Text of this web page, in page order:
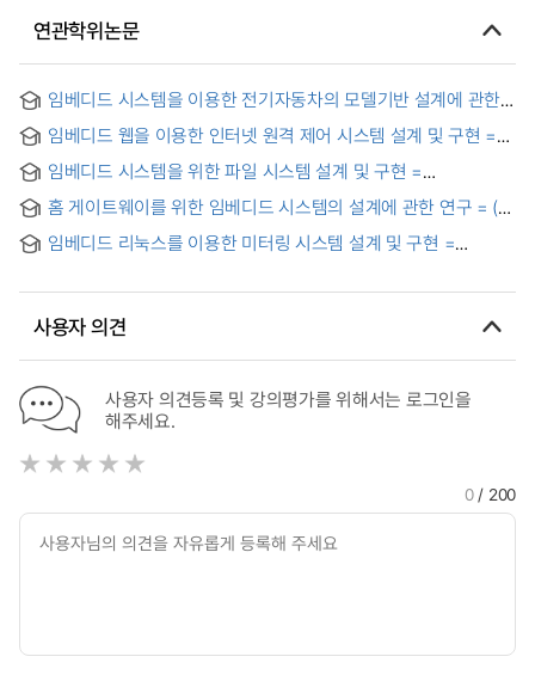
연관학위논문
임베디드 시스템을 이용한 전기자동차의 모델기반 설계에 관한
연구 = (A) Study on model-based design of electric vehicle
using the embedded system
임베디드 웹을 이용한 인터넷 원격 제어 시스템 설계 및 구현 =
(A) Design and Implementation of Internet Romote Control
System using Embedded Web
임베디드 시스템을 위한 파일 시스템 설계 및 구현 =
Implementation of File System for Embedded System
홈 게이트웨이를 위한 임베디드 시스템의 설계에 관한 연구 = (A)
Study on Design of Embedded System for Home
Gateway
임베디드 리눅스를 이용한 미터링 시스템 설계 및 구현 =
embedded Linux
사용자 의견
사용자 의견등록 및 강의평가를 위해서는 로그인을
해주세요.
0/ 200